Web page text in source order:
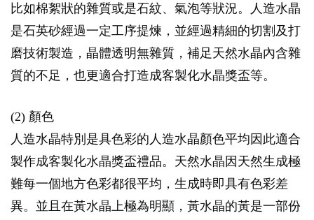
比如棉絮狀的雜質或是石紋、氣泡等狀況。人造水晶
是石英砂經過一定工序提煉，並經過精細的切割及打
磨技術製造，晶體透明無雜質，補足天然水晶內含雜
質的不足，也更適合打造成客製化水晶獎盃等。
(2) 顏色
人造水晶特別是具色彩的人造水晶顏色平均因此適合
製作成客製化水晶獎盃禮品。天然水晶因天然生成極
難每一個地方色彩都很平均，生成時即具有色彩差
異。並且在黃水晶上極為明顯，黃水晶的黃是一部份